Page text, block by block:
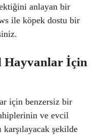
anlayan bir
ile köpek dostu bir
Hayvanlar İçin
için benzersiz bir
ve evcil
karşılayacak şekilde